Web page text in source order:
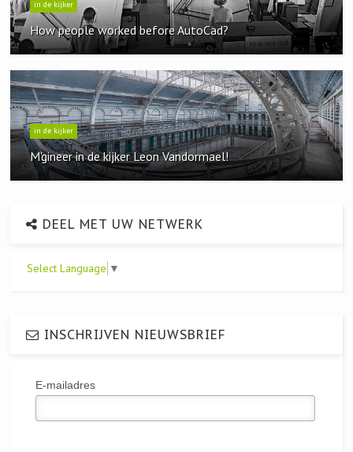
in de kijker
How people worked before AutoCad?
in de kijker
M'gineer in de kijker Leon Vandormael!
DEEL MET UW NETWERK
Select Language ▼
INSCHRIJVEN NIEUWSBRIEF
E-mailadres